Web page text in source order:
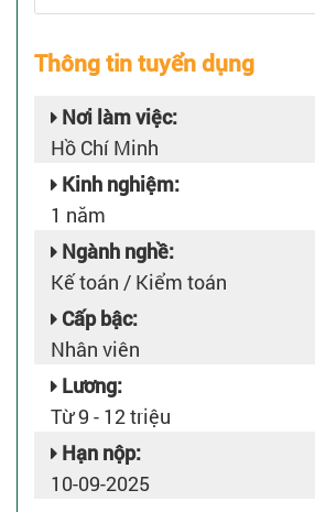
Thông tin tuyển dụng
Nơi làm việc:
Hồ Chí Minh
Kinh nghiệm:
1 năm
Ngành nghề:
Kế toán / Kiểm toán
Cấp bậc:
Nhân viên
Lương:
Từ 9 - 12 triệu
Hạn nộp:
10-09-2025